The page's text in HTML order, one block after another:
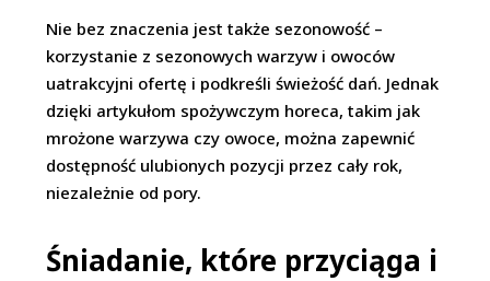
Nie bez znaczenia jest także sezonowość –
korzystanie z sezonowych warzyw i owoców
uatrakcyjni ofertę i podkreśli świeżość dań. Jednak
dzięki artykułom spożywczym horeca, takim jak
mrożone warzywa czy owoce, można zapewnić
dostępność ulubionych pozycji przez cały rok,
niezależnie od pory.
Śniadanie, które przyciąga i